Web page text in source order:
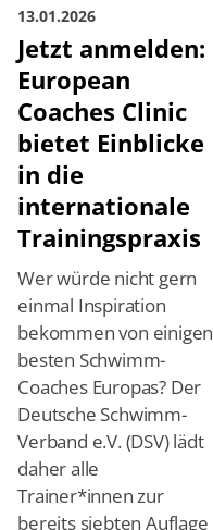
Jetzt anmelden:
European
Coaches Clinic
bietet Einblicke
in die
internationale
Trainingspraxis
Wer würde nicht gern
einmal Inspiration
bekommen von einigen
besten Schwimm-
Coaches Europas? Der
Deutsche Schwimm-
Verband e.V. (DSV) lädt
daher alle
Trainer*innen zur
bereits siebten Auflage
der European Coaches